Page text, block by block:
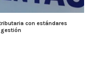
con estándares